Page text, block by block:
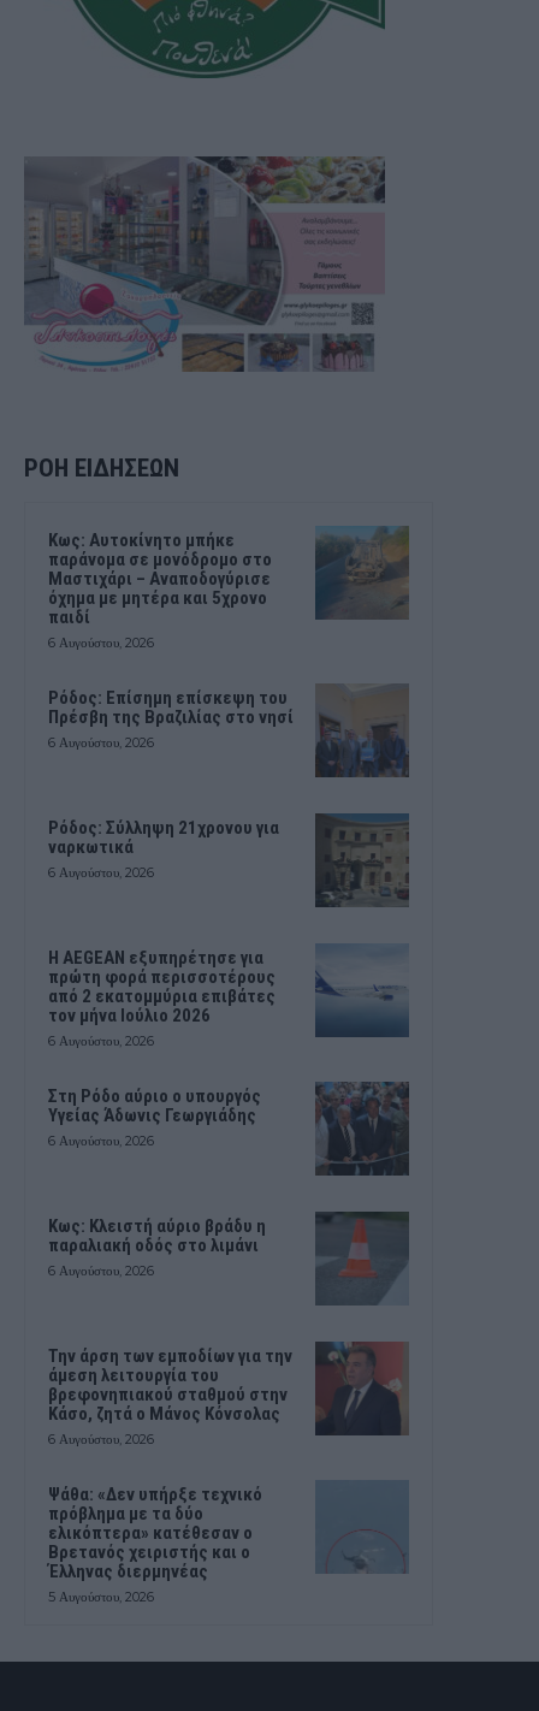
ΡΟΗ ΕΙΔΗΣΕΩΝ
Kως: Αυτοκίνητο μπήκε
παράνομα σε μονόδρομο στο
Μαστιχάρι – Αναποδογύρισε
όχημα με μητέρα και 5χρονο
παιδί
6 Αυγούστου, 2026
Ρόδος: Επίσημη επίσκεψη του
Πρέσβη της Βραζιλίας στο νησί
6 Αυγούστου, 2026
Ρόδος: Σύλληψη 21χρονου για
ναρκωτικά
6 Αυγούστου, 2026
Η AEGEAN εξυπηρέτησε για
πρώτη φορά περισσοτέρους
από 2 εκατομμύρια επιβάτες
τον μήνα Ιούλιο 2026
6 Αυγούστου, 2026
Στη Ρόδο αύριο ο υπουργός
Υγείας Άδωνις Γεωργιάδης
6 Αυγούστου, 2026
Κως: Κλειστή αύριο βράδυ η
παραλιακή οδός στο λιμάνι
6 Αυγούστου, 2026
Την άρση των εμποδίων για την
άμεση λειτουργία του
βρεφονηπιακού σταθμού στην
Κάσο, ζητά ο Μάνος Κόνσολας
6 Αυγούστου, 2026
Ψάθα: «Δεν υπήρξε τεχνικό
πρόβλημα με τα δύο
ελικόπτερα» κατέθεσαν ο
Βρετανός χειριστής και ο
Έλληνας διερμηνέας
5 Αυγούστου, 2026